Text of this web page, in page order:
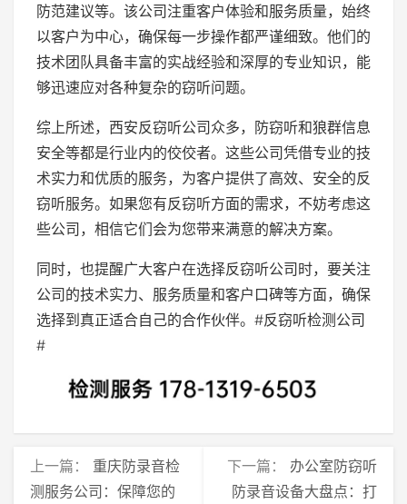
防范建议等。该公司注重客户体验和服务质量，始终
以客户为中心，确保每一步操作都严谨细致。他们的
技术团队具备丰富的实战经验和深厚的专业知识，能
够迅速应对各种复杂的窃听问题。
综上所述，西安反窃听公司众多，防窃听和狼群信息
安全等都是行业内的佼佼者。这些公司凭借专业的技
术实力和优质的服务，为客户提供了高效、安全的反
窃听服务。如果您有反窃听方面的需求，不妨考虑这
些公司，相信它们会为您带来满意的解决方案。
同时，也提醒广大客户在选择反窃听公司时，要关注
公司的技术实力、服务质量和客户口碑等方面，确保
选择到真正适合自己的合作伙伴。#反窃听检测公司
#
上一篇： 重庆防录音检
测服务公司：保障您的
下一篇： 办公室防窃听
防录音设备大盘点：打